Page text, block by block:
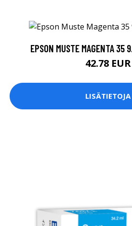
EPSON MUSTE MAGENTA
42.78 EUR
LISÄTIETOJA